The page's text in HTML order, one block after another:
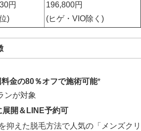
円
)
196,800円
(ヒゲ・VIO除く)
金の80％オフで施術可能*
ンが対象
開＆LINE予約可
抑えた脱毛方法で人気の「メンズクリ